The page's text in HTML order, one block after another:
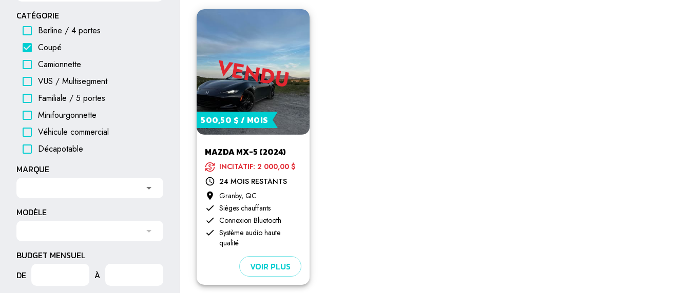
CATÉGORIE
Berline / 4 portes
Coupé
Camionnette
VUS / Multisegment
Familiale / 5 portes
Minifourgonnette
Véhicule commercial
Décapotable
MARQUE
MODÈLE
BUDGET MENSUEL
DE
À
500,50 $ / MOIS
VENDU
MAZDA MX-5 (2024)
INCITATIF: 2 000,00 $
24 MOIS RESTANTS
Granby, QC
Sièges chauffants
Connexion Bluetooth
Système audio haute
qualité
VOIR PLUS